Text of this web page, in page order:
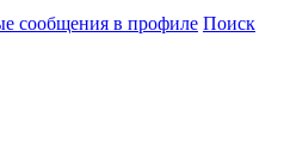
сообщения в профиле Поиск